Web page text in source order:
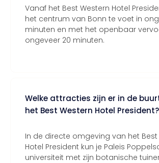
Vanaf het Best Western Hotel
het centrum van Bonn te voet in
minuten en met het openbaar
ongeveer 20 minuten.
Welke attracties zijn er in de
het Best Western Hotel President?
In de directe omgeving van het Best
Hotel President kun je Paleis
universiteit met zijn botanische